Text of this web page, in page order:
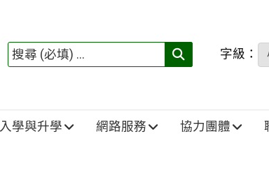
搜
填)：
字級：
入學與升學 網路服務 協力團體